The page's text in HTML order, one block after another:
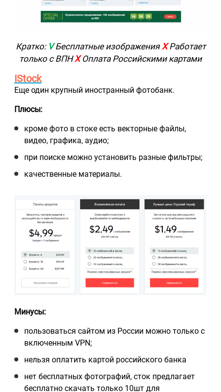
Кратко:VБесплатные изображения ХРаботает
только с ВПН ХОплата Российскими картами
IStock
Еще один крупный иностранный фотобанк.
Плюсы:
кроме фото в стоке есть векторные файлы,
видео, графика, аудио;
при поиске можно установить разные фильтры;
качественные материалы.
Минусы:
пользоваться сайтом из России можно только с
включенным VPN;
нельзя оплатить картой российского банка
нет бесплатных фотографий, сток предлагает
бесплатно скачать только 10шт для